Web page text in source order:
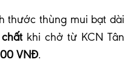
thước thùng mui bạt dài
khi chở từ KCN Tân
VNĐ.